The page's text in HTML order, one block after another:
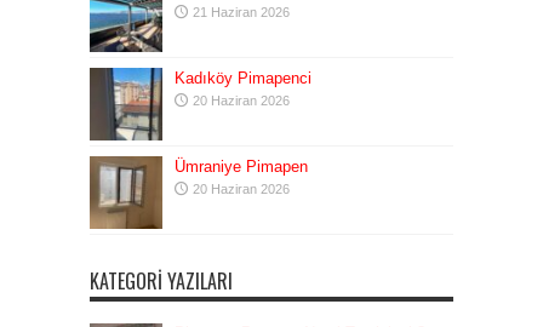
21 Haziran 2026
Kadıköy Pimapenci
20 Haziran 2026
Ümraniye Pimapen
20 Haziran 2026
KATEGORI YAZILARI